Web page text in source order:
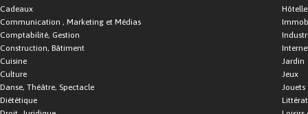
Cadeaux
Communication , Marketing et Médias
Comptabilité, Gestion
Construction, Bâtiment
Cuisine
Culture
Danse, Théâtre, Spectacle
Diététique
Jardin
Jeux
Jouets